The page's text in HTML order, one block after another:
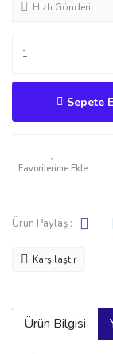
Hızlı Gönderi
Sepete
Ürün Paylaş :
Karşılaştır
Ürün Bilgisi